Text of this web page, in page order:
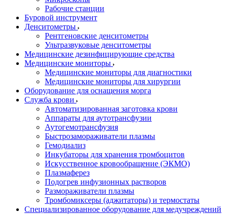
Рабочие станции
Буровой инструмент
Денситометры
Рентгеновские денситометры
Ультразвуковые денситометры
Медицинские дезинфицирующие средства
Медицинские мониторы
Медицинские мониторы для диагностики
Медицинские мониторы для хирургии
Оборудование для оснащения морга
Служба крови
Автоматизированная заготовка крови
Аппараты для аутотрансфузии
Аутогемотрансфузия
Быстрозамораживатели плазмы
Гемодиализ
Инкубаторы для хранения тромбоцитов
Искусственное кровообращение (ЭКМО)
Плазмаферез
Подогрев инфузионных растворов
Размораживатели плазмы
Тромбомиксеры (аджитаторы) и термостаты
Специализированное оборудование для медучреждений